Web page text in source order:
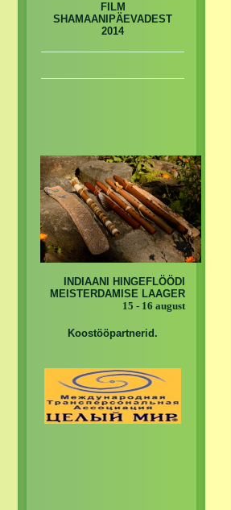
FILM
SHAMAANIPÄEVADEST
2014
INDIAANI HINGEFLÖÖDI
MEISTERDAMISE LAAGER
15 - 16 august
Koostööpartnerid.